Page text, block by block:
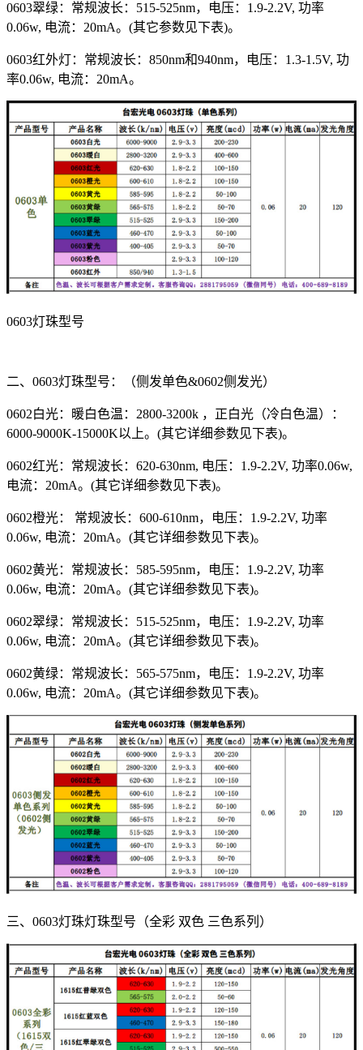
0603翠绿：常规波长：515-525nm，电压：1.9-2.2V, 功率
0.06w, 电流：20mA。(其它参数见下表)。
0603红外灯：常规波长：850nm和940nm，电压：1.3-1.5V, 功
率0.06w, 电流：20mA。
0603灯珠型号
二、0603灯珠型号：（侧发单色&0602侧发光）
0602白光：暖白色温：2800-3200k ，正白光（冷白色温）：
6000-9000K-15000K以上。(其它详细参数见下表)。
0602红光：常规波长：620-630nm, 电压：1.9-2.2V, 功率0.06w,
电流：20mA。(其它详细参数见下表)。
0602橙光： 常规波长：600-610nm，电压：1.9-2.2V, 功率
0.06w, 电流：20mA。(其它详细参数见下表)。
0602黄光：常规波长：585-595nm，电压：1.9-2.2V, 功率
0.06w, 电流：20mA。(其它详细参数见下表)。
0602翠绿：常规波长：515-525nm，电压：1.9-2.2V, 功率
0.06w, 电流：20mA。(其它详细参数见下表)。
0602黄绿：常规波长：565-575nm，电压：1.9-2.2V, 功率
0.06w, 电流：20mA。(其它详细参数见下表)。
三、0603灯珠灯珠型号（全彩 双色 三色系列）